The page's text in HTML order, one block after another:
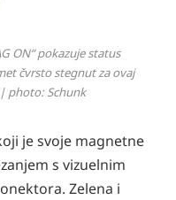
ON“ pokazuje status
čvrsto stegnut za ovaj
photo: Schunk
je svoje magnetne
s vizuelnim
Zelena i